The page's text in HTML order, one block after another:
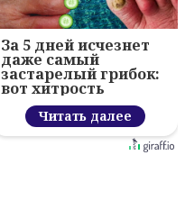
За 5 дней исчезнет
даже самый
застарелый грибок:
вот хитрость
Читать далее